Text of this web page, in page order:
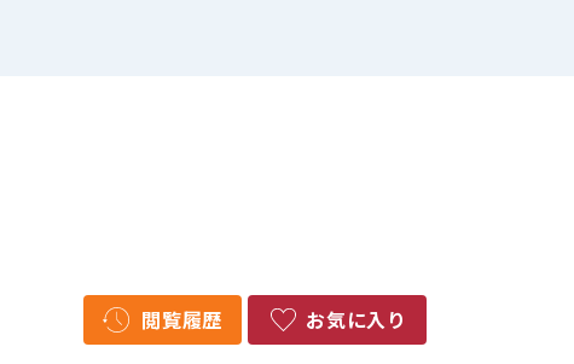
閲覧履歴 お気に入り